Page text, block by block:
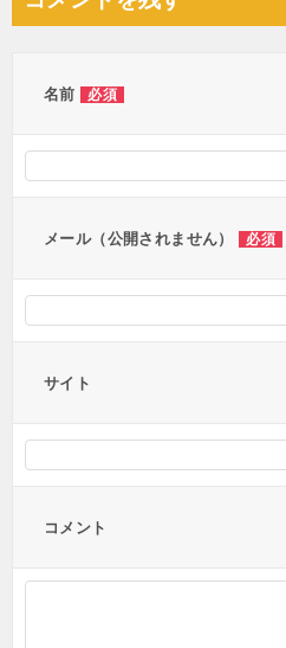
ビ
ョ
名前 必須
メール（公開されません） 必須
サイト
コメント